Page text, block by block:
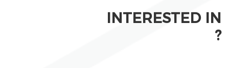
INTERESTED IN
?